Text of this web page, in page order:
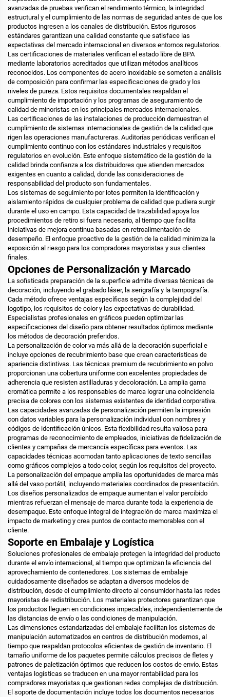
avanzadas de pruebas verifican el rendimiento térmico, la integridad
estructural y el cumplimiento de las normas de seguridad antes de que los
productos ingresen a los canales de distribución. Estos rigurosos
estándares garantizan una calidad constante que satisface las
expectativas del mercado internacional en diversos entornos regulatorios.
Las certificaciones de materiales verifican el estado libre de BPA
mediante laboratorios acreditados que utilizan métodos analíticos
reconocidos. Los componentes de acero inoxidable se someten a análisis
de composición para confirmar las especificaciones de grado y los
niveles de pureza. Estos requisitos documentales respaldan el
cumplimiento de importación y los programas de aseguramiento de
calidad de minoristas en los principales mercados internacionales.
Las certificaciones de las instalaciones de producción demuestran el
cumplimiento de sistemas internacionales de gestión de la calidad que
rigen las operaciones manufactureras. Auditorías periódicas verifican el
cumplimiento continuo con los estándares industriales y requisitos
regulatorios en evolución. Este enfoque sistemático de la gestión de la
calidad brinda confianza a los distribuidores que atienden mercados
exigentes en cuanto a calidad, donde las consideraciones de
responsabilidad del producto son fundamentales.
Los sistemas de seguimiento por lotes permiten la identificación y
aislamiento rápidos de cualquier problema de calidad que pudiera surgir
durante el uso en campo. Esta capacidad de trazabilidad apoya los
procedimientos de retiro si fuera necesario, al tiempo que facilita
iniciativas de mejora continua basadas en retroalimentación de
desempeño. El enfoque proactivo de la gestión de la calidad minimiza la
exposición al riesgo para los compradores mayoristas y sus clientes
finales.
Opciones de Personalización y Marcado
La sofisticada preparación de la superficie admite diversas técnicas de
decoración, incluyendo el grabado láser, la serigrafía y la tampografía.
Cada método ofrece ventajas específicas según la complejidad del
logotipo, los requisitos de color y las expectativas de durabilidad.
Especialistas profesionales en gráficos pueden optimizar las
especificaciones del diseño para obtener resultados óptimos mediante
los métodos de decoración preferidos.
La personalización de color va más allá de la decoración superficial e
incluye opciones de recubrimiento base que crean características de
apariencia distintivas. Las técnicas premium de recubrimiento en polvo
proporcionan una cobertura uniforme con excelentes propiedades de
adherencia que resisten astilladuras y decoloración. La amplia gama
cromática permite a los responsables de marca lograr una coincidencia
precisa de colores con los sistemas existentes de identidad corporativa.
Las capacidades avanzadas de personalización permiten la impresión
con datos variables para la personalización individual con nombres y
códigos de identificación únicos. Esta flexibilidad resulta valiosa para
programas de reconocimiento de empleados, iniciativas de fidelización de
clientes y campañas de mercancía específicas para eventos. Las
capacidades técnicas acomodan tanto aplicaciones de texto sencillas
como gráficos complejos a todo color, según los requisitos del proyecto.
La personalización del empaque amplía las oportunidades de marca más
allá del vaso portátil, incluyendo materiales coordinados de presentación.
Los diseños personalizados de empaque aumentan el valor percibido
mientras refuerzan el mensaje de marca durante toda la experiencia de
desempaque. Este enfoque integral de integración de marca maximiza el
impacto de marketing y crea puntos de contacto memorables con el
cliente.
Soporte en Embalaje y Logística
Soluciones profesionales de embalaje protegen la integridad del producto
durante el envío internacional, al tiempo que optimizan la eficiencia del
aprovechamiento de contenedores. Los sistemas de embalaje
cuidadosamente diseñados se adaptan a diversos modelos de
distribución, desde el cumplimiento directo al consumidor hasta las redes
mayoristas de redistribución. Los materiales protectores garantizan que
los productos lleguen en condiciones impecables, independientemente de
las distancias de envío o las condiciones de manipulación.
Las dimensiones estandarizadas del embalaje facilitan los sistemas de
manipulación automatizados en centros de distribución modernos, al
tiempo que respaldan protocolos eficientes de gestión de inventario. El
tamaño uniforme de los paquetes permite cálculos precisos de fletes y
patrones de paletización óptimos que reducen los costos de envío. Estas
ventajas logísticas se traducen en una mayor rentabilidad para los
compradores mayoristas que gestionan redes complejas de distribución.
El soporte de documentación incluye todos los documentos necesarios